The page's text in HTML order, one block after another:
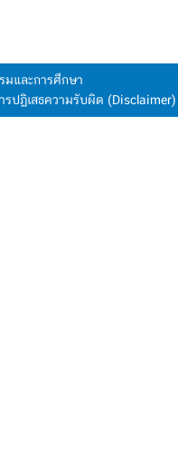
มและการศึกษา
รปฏิเสธความรับผิด (Disclaimer)